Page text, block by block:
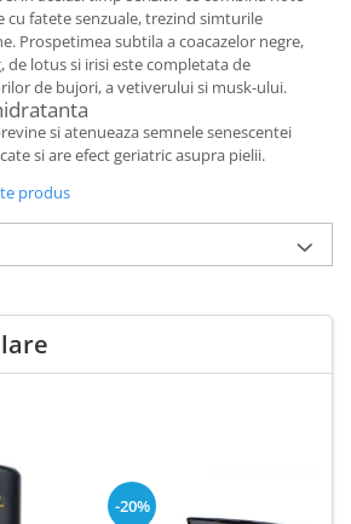
Servetele
cu fatete senzuale, trezind simturile
Prospetimea subtila a coacazelor negre,
de lotus si irisi este completata de
de bujori, a vetiverului si musk-ului.
si atenueaza semnele senescentei
si are efect geriatric asupra pielii.
produs
-20%